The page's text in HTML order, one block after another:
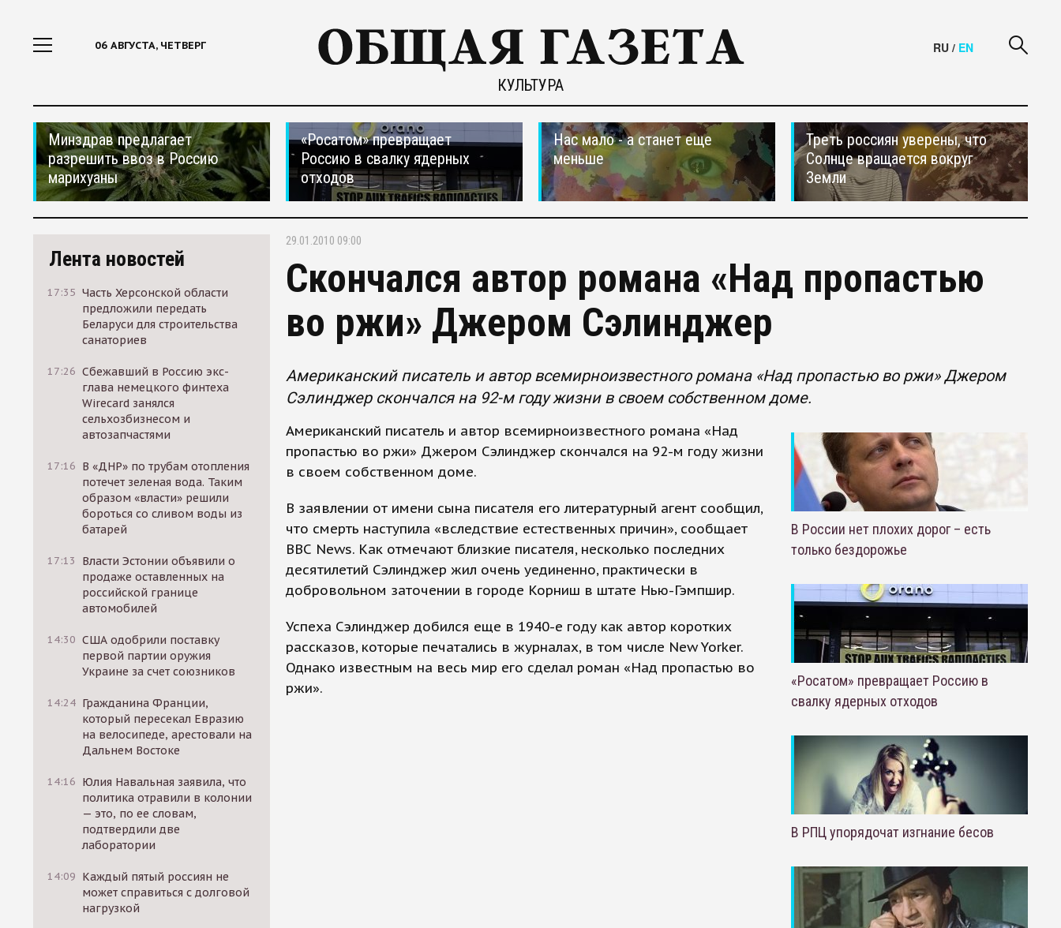
06 АВГУСТА, ЧЕТВЕРГ
КУЛЬТУРА
RU / EN
Минздрав предлагает
разрешить ввоз в Россию
марихуаны
«Росатом» превращает
Россию в свалку ядерных
отходов
Нас мало - а станет еще
меньше
Треть россиян уверены, что
Солнце вращается вокруг
Земли
Лента новостей
17:35 Часть Херсонской области
предложили передать
Беларуси для строительства
санаториев
17:26 Сбежавший в Россию экс-
глава немецкого финтеха
Wirecard занялся
сельхозбизнесом и
автозапчастями
17:16 В «ДНР» по трубам отопления
потечет зеленая вода. Таким
образом «власти» решили
бороться со сливом воды из
батарей
17:13
Власти Эстонии объявили о
продаже оставленных на
российской границе
автомобилей
14:30 США одобрили поставку
первой партии оружия
Украине за счет союзников
14:24 Гражданина Франции,
который пересекал Евразию
на велосипеде, арестовали на
Дальнем Востоке
14:16 Юлия Навальная заявила, что
политика отравили в колонии
— это, по ее словам,
подтвердили две
лаборатории
14:09 Каждый пятый россиян не
может справиться с долговой
нагрузкой
29.01.2010 09:00
Скончался автор романа «Над пропастью
во ржи» Джером Сэлинджер
Американский писатель и автор всемирноизвестного романа «Над пропастью во ржи» Джером
Сэлинджер скончался на 92-м году жизни в своем собственном доме.
Американский писатель и автор всемирноизвестного романа «Над
пропастью во ржи» Джером Сэлинджер скончался на 92-м году жизни
в своем собственном доме.
В заявлении от имени сына писателя его литературный агент сообщил,
что смерть наступила «вследствие естественных причин», сообщает
ВВС News. Как отмечают близкие писателя, несколько последних
десятилетий Сэлинджер жил очень уединенно, практически в
добровольном заточении в городе Корниш в штате Нью-Гэмпшир.
Успеха Сэлинджер добился еще в 1940-е году как автор коротких
рассказов, которые печатались в журналах, в том числе New Yorker.
Однако известным на весь мир его сделал роман «Над пропастью во
ржи».
В России нет плохих дорог – есть
только бездорожье
«Росатом» превращает Россию в
свалку ядерных отходов
В РПЦ упорядочат изгнание бесов